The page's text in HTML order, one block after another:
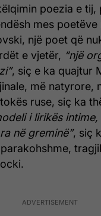
poezia e tij,
mes
një poet që
e vjetër, “një
, siç e ka quajtur
më natyrore,
ruse, siç ka
i lirikës
në greminë”, siç